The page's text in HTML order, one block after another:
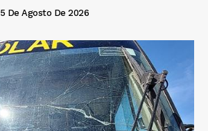
5 De Agosto De 2026